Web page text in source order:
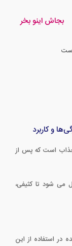
بجاش اینو بخر
و کاربرد
است که پس از
می شود تا کثیفی،
شده بر روی 112 شرکت کننده در استفاده از این